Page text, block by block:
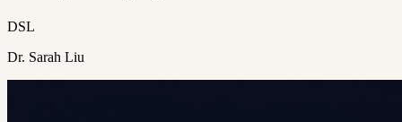
DSL
Dr. Sarah Liu